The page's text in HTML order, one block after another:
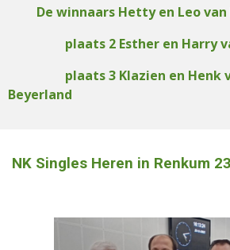
De winnaars Hetty en Leo van
plaats 2 Esther en Harry
plaats 3 Klazien en Henk
Beyerland
NK Singles Heren in Renkum